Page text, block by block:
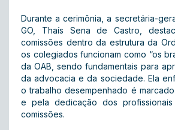
Durante a cerimônia, a secretária-
GO, Thaís Sena de Castro,
comissões dentro da estrutura da
os colegiados funcionam como “os
da OAB, sendo fundamentais para
da advocacia e da sociedade. Ela
o trabalho desempenhado é
e pela dedicação dos
comissões.